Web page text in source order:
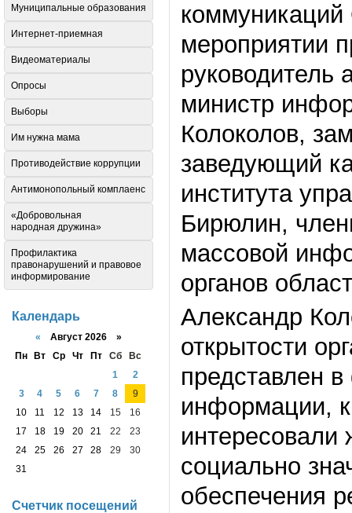
мероприятии
руководитель
министр
Колоколов,
заведующий
института
Бирюлин,
массовой
органов
Александр
открытости
представлен
информации,
интересовали
социально
обеспечения
Муниципальные образования
Интернет-приемная
Видеоматериалы
Опросы
Выборы
Им нужна мама
Противодействие коррупции
Антимонопольный комплаенс
«Добровольная
народная дружина»
Профилактика
правонарушений и правовое
информирование
Календарь
« Август 2026 »
Пн
Вт Ср Чт Пт Сб
Вс
1
2
3
4 5 6 7 8
9
10
11 12 13 14 15
16
17
18 19 20 21 22
23
24
25 26 27 28 29
30
31
Счетчик посещений